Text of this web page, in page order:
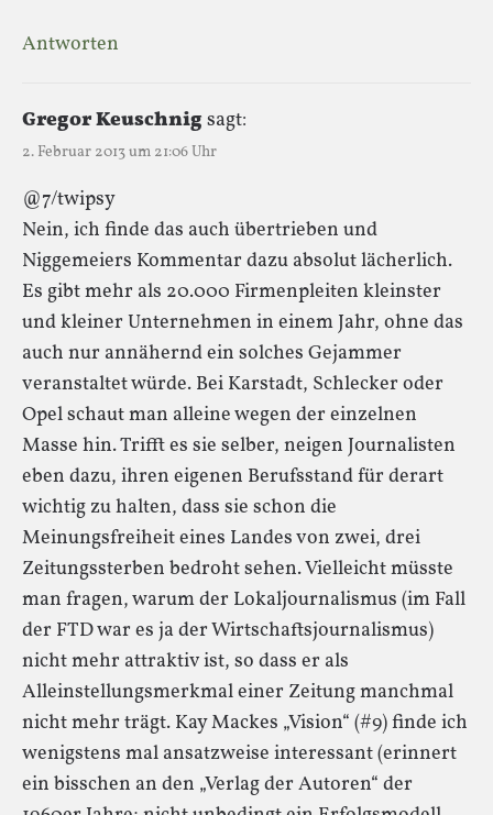
Antworten
Gregor Keuschnigsagt:
2. Februar 2013 um 21:06 Uhr
@7/twipsy
Nein, ich finde das auch übertrieben und
Niggemeiers Kommentar dazu absolut lächerlich.
Es gibt mehr als 20.000 Firmenpleiten kleinster
und kleiner Unternehmen in einem Jahr, ohne das
auch nur annähernd ein solches Gejammer
veranstaltet würde. Bei Karstadt, Schlecker oder
Opel schaut man alleine wegen der einzelnen
Masse hin. Trifft es sie selber, neigen Journalisten
eben dazu, ihren eigenen Berufsstand für derart
wichtig zu halten, dass sie schon die
Meinungsfreiheit eines Landes von zwei, drei
Zeitungssterben bedroht sehen. Vielleicht müsste
man fragen, warum der Lokaljournalismus (im Fall
der FTD war es ja der Wirtschaftsjournalismus)
nicht mehr attraktiv ist, so dass er als
Alleinstellungsmerkmal einer Zeitung manchmal
nicht mehr trägt. Kay Mackes „Vision“ (#9) finde ich
wenigstens mal ansatzweise interessant (erinnert
ein bisschen an den „Verlag der Autoren“ der